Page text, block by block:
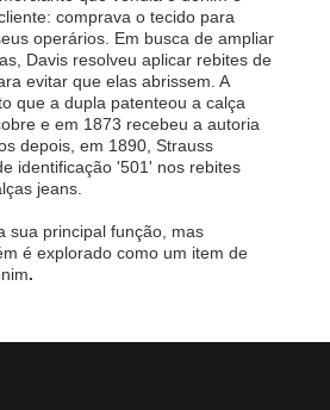
comprava o tecido para
operários. Em busca de ampliar
Davis resolveu aplicar rebites de
evitar que elas abrissem. A
que a dupla patenteou a calça
e em 1873 recebeu a autoria
depois, em 1890, Strauss
identificação '501' nos rebites
jeans.
sua principal função, mas
é explorado como um item de
.